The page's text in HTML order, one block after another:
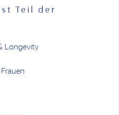
Teil der
Longevity
Frauen